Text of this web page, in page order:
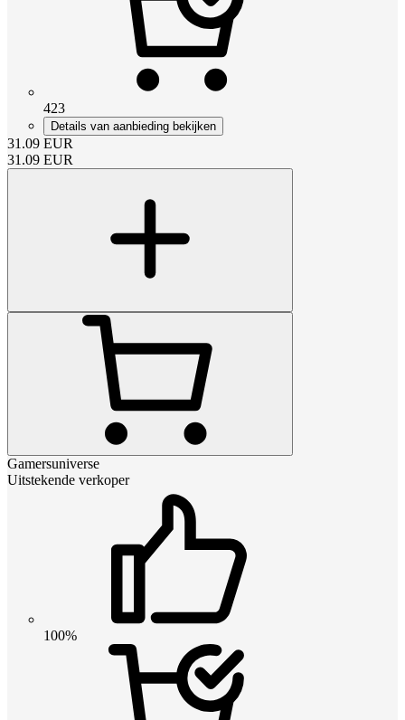
423
Details van aanbieding bekijken
31.09 EUR
31.09 EUR
Gamersuniverse
Uitstekende verkoper
100%